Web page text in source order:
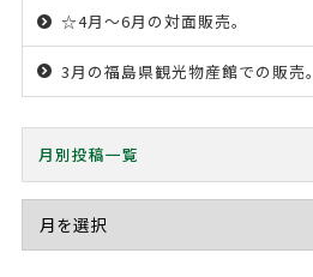
☆4月〜6月の対面販売。
3月の福島県観光物産館での販売。
月別投稿一覧